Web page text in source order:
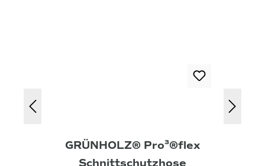
GRÜNHOLZ® Pro³®flex
Schnittschutzhose